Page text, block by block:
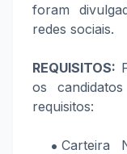
foram
redes sociais.
REQUISITOS:
os
requisitos:
Carteira